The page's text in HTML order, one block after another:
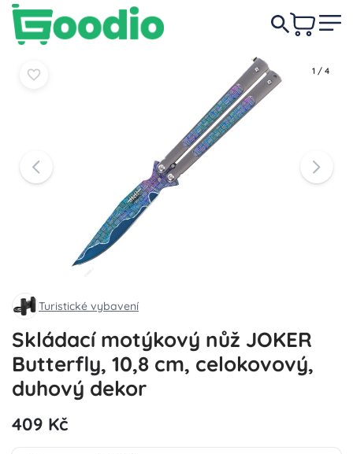
1 / 4
Turistické vybavení
Skládací motýkový nůž JOKER
Butterfly, 10,8 cm, celokovový,
duhový dekor
409 Kč
409 Kč Do košíku